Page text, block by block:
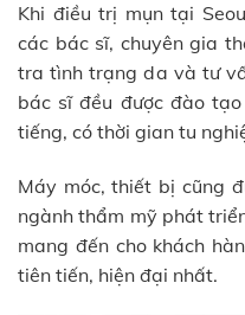
Khi điều trị mụn tại
các bác sĩ, chuyên gia
tra tình trạng da và tư
bác sĩ đều được đào
tiếng, có thời gian tu
Máy móc, thiết bị cũng
ngành thẩm mỹ phát
mang đến cho khách
tiên tiến, hiện đại nhất.